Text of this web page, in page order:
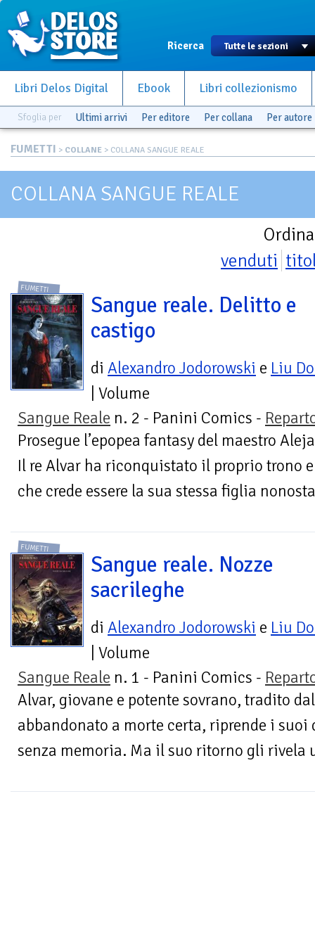
Ricerca
Libri Delos Digital Ebook Libri collezionismo
Sfoglia per Ultimi arrivi Per editore Per collana Per autore
FUMETTI > COLLANE > COLLANA SANGUE REALE
COLLANA SANGUE REALE
venduti
FUMETTI
Sangue reale. Delitto e
castigo
di Alexandro Jodorowski e Liu
| Volume
Sangue Reale n. 2 - Panini Comics -
Prosegue l’epopea fantasy del maestro
Il re Alvar ha riconquistato il proprio trono
che crede essere la sua stessa figlia
FUMETTI
Sangue reale. Nozze
sacrileghe
di Alexandro Jodorowski e Liu
| Volume
Sangue Reale n. 1 - Panini Comics -
Alvar, giovane e potente sovrano, tradito
abbandonato a morte certa, riprende i
senza memoria. Ma il suo ritorno gli rivela